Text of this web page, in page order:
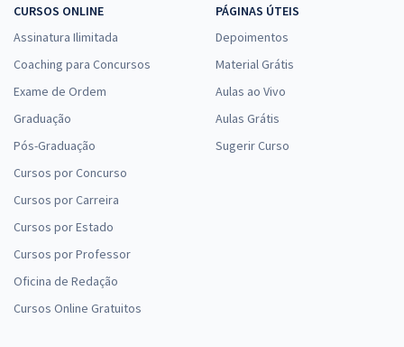
CURSOS ONLINE
Assinatura Ilimitada
Coaching para Concursos
Exame de Ordem
Graduação
Pós-Graduação
Cursos por Concurso
Cursos por Carreira
Cursos por Estado
Cursos por Professor
Oficina de Redação
Cursos Online Gratuitos
PÁGINAS ÚTEIS
Depoimentos
Material Grátis
Aulas ao Vivo
Aulas Grátis
Sugerir Curso